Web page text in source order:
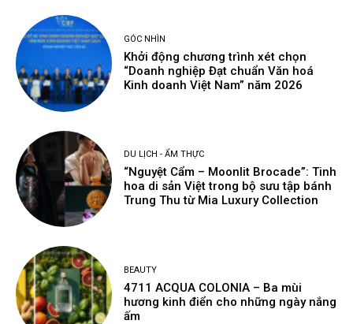
GÓC NHÌN
Khởi động chương trình xét chọn
“Doanh nghiệp Đạt chuẩn Văn hoá
Kinh doanh Việt Nam” năm 2026
DU LỊCH - ẨM THỰC
“Nguyệt Cẩm – Moonlit Brocade”: Tinh
hoa di sản Việt trong bộ sưu tập bánh
Trung Thu từ Mia Luxury Collection
BEAUTY
4711 ACQUA COLONIA – Ba mùi
hương kinh điển cho những ngày nắng
ấm